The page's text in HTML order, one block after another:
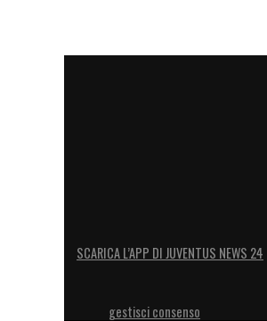
SCARICA L’APP DI JUVENTUS NEWS 24
gestisci consenso